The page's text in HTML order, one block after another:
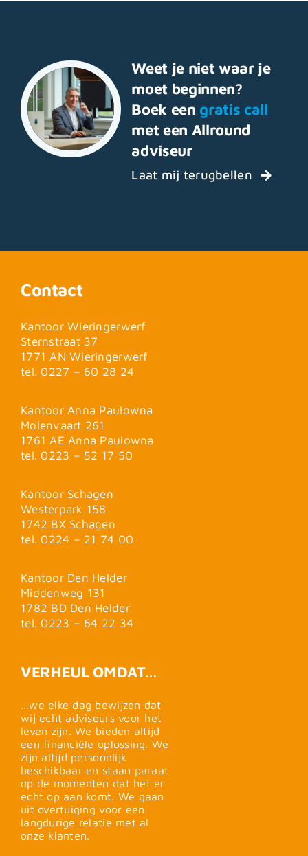
Weet je niet waar je
moet beginnen?
Boek een gratis call
met een Allround
adviseur
Laat mij terugbellen
Contact
Kantoor Wieringerwerf
Sternstraat 37
1771 AN Wieringerwerf
tel. 0227 – 60 28 24
Kantoor Anna Paulowna
Molenvaart 261
1761 AE Anna Paulowna
tel. 0223 – 52 17 50
Kantoor Schagen
Westerpark 158
1742 BX Schagen
tel. 0224 – 21 74 00
Kantoor Den Helder
Middenweg 131
1782 BD Den Helder
tel. 0223 – 64 22 34
VERHEUL OMDAT…
…we elke dag bewijzen dat
wij echt adviseurs voor het
leven zijn. We bieden altijd
een financiële oplossing. We
zijn altijd persoonlijk
beschikbaar en staan paraat
op de momenten dat het er
echt op aan komt. We gaan
uit overtuiging voor een
langdurige relatie met al
onze klanten.